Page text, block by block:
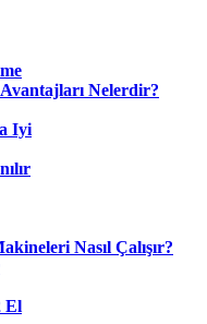
Nelerdir?
Iyi
Nasıl Çalışır?
El